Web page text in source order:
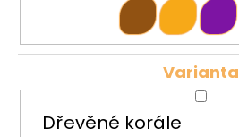
Varianta
Dřevěné korále